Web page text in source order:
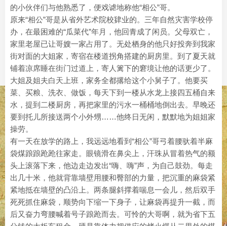
的小伙伴们与他熟悉了，便戏谑地称他“相公”哥。
原来“相公”哥是从省外艺术院校肄业的。三年自然灾害学校停
办，在最困难的“瓜菜代”年月，他回青成了闲员。父母双亡，
家里老屋已让哥嫂一家占用了。无处栖身的他只好投奔到我家
街对面的大姐家，寄宿在楼道拐角搭建的厨房里。到了夏天就
铺着凉席睡在街门过道上，寄人篱下的窘境让他的话更少了。
大姐及姐夫白天上班，家务全都撂给这个小舅子了。他要买
菜、买粮、洗衣、做饭，每天下到一楼从水龙上接四五桶自来
水，提到二楼厨房，再把家里的污水一桶桶地倒出去。早晚还
要到托儿所接送两个小外甥……他终日无闲，默默地为姐姐家
操劳。
有一天在放学的路上，我远远地看到“相公”哥弓着腰驮着半麻
袋煤踉踉跄跄往家走。眼镜滑在鼻尖上，汗珠从冒着热气的额
头上滚落下来，他边走边发出“嗨、嗨”声，为自己鼓劲。每走
出几十米，他就背靠墙壁用腰和臀部的力量，把沉重的麻袋紧
紧地抵在墙壁的凸沿上。两条腿斜撑着喘息一会儿，然后双手
死死抓住麻袋，顺势向下缩一下身子，让麻袋再提升一截，而
后又奋力弯腰喊着号子踉跄而去。可怜的大哥啊，就为省下五